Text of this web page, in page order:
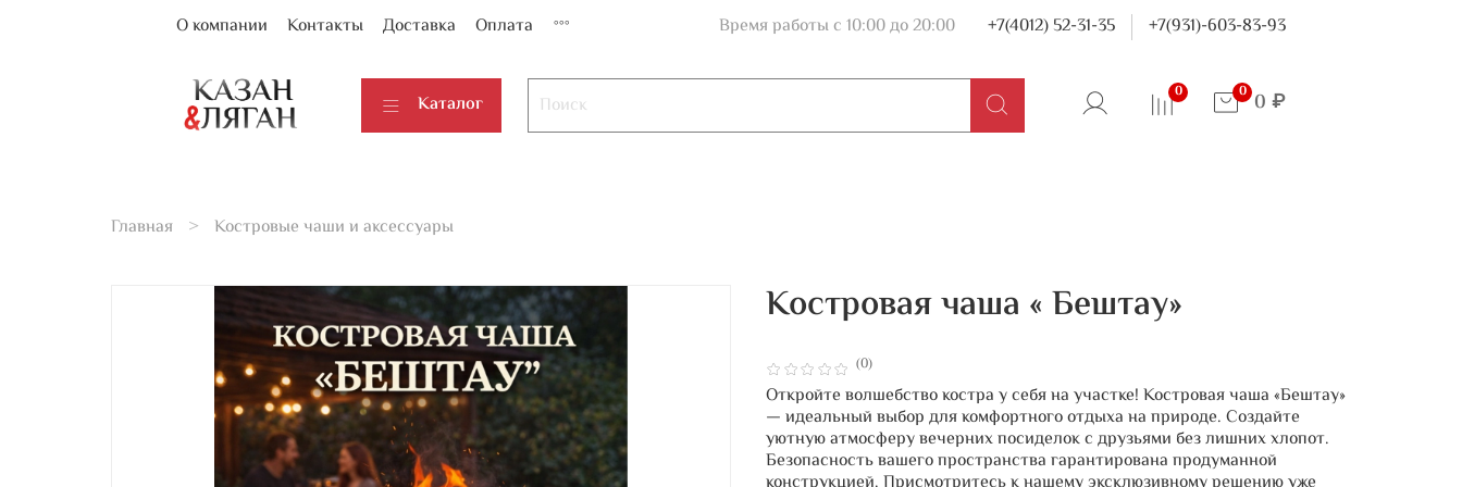
О компании Контакты Доставка Оплата Время работы с 10:00 до 20:00 +7(4012) 52-31-35 +7(931)-603-83-93
Каталог 0 0 0 ₽
Главная Костровые чаши и аксессуары
(0)
Костровая чаша « Бештау»
Откройте волшебство костра у себя на участке! Костровая чаша «Бештау»
— идеальный выбор для комфортного отдыха на природе. Создайте
уютную атмосферу вечерних посиделок с друзьями без лишних хлопот.
Безопасность вашего пространства гарантирована продуманной